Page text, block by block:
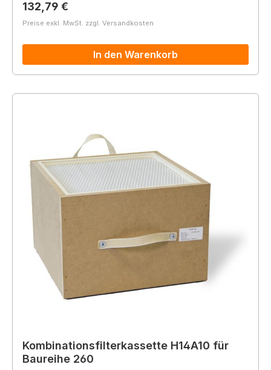
Regulärer Preis:
132,79 €
Preise exkl. MwSt. zzgl. Versandkosten
In den Warenkorb
Kombinationsfilterkassette H14A10 für
Baureihe 260